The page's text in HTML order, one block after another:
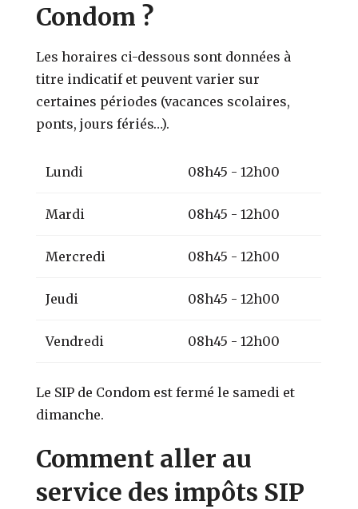
Condom ?
Les horaires ci-dessous sont données à
titre indicatif et peuvent varier sur
certaines périodes (vacances scolaires,
ponts, jours fériés…).
Lundi 08h45 - 12h00
Mardi 08h45 - 12h00
Mercredi 08h45 - 12h00
Jeudi 08h45 - 12h00
Vendredi 08h45 - 12h00
Le SIP de Condom est fermé le samedi et
dimanche.
Comment aller au
service des impôts SIP